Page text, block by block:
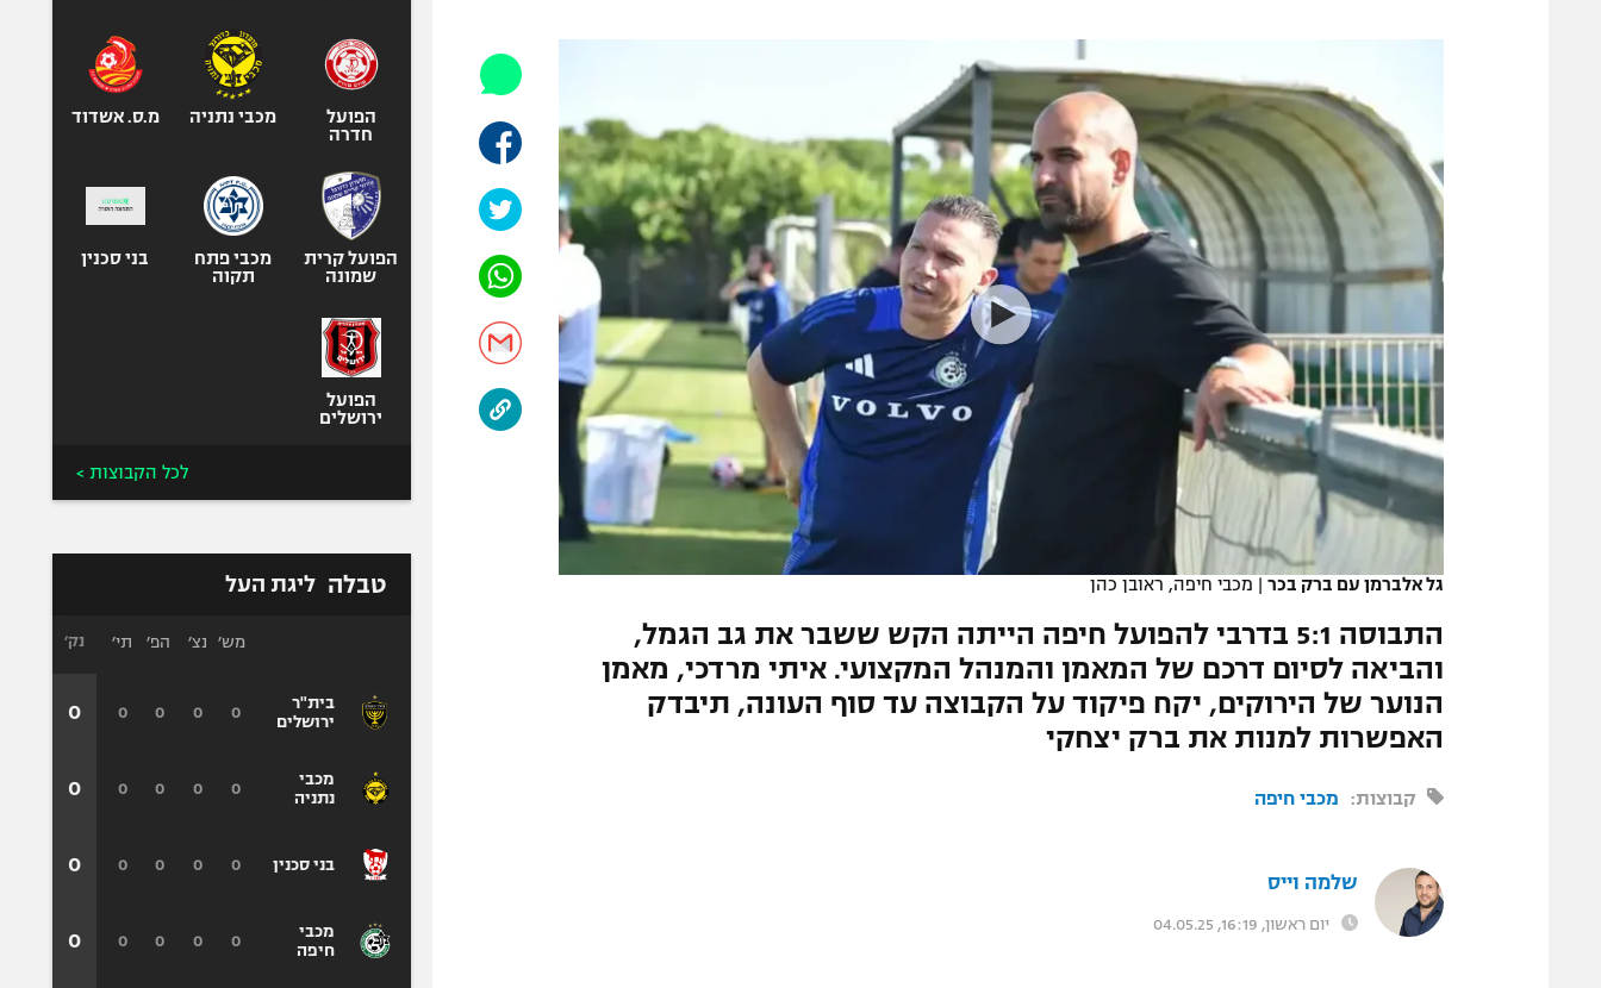
תקנון עבור פעילות אלקטרה
תקנון עבור פעילות ספורט 1 – "מרלן"
טניס
גיימינג E-Sports
תנאי שימוש
תקנון פעילות ספורט 1
רשיון להקרנה פומבית לבית עסק
הצטרפות לחבילת הערוצים
לוח דרושים – ג'ובנט
הפועל תל אביב
הפועל חיפה
הפועל באר שבע
מכבי נתניה
בני יהודה
ליגות נוספות
אופניים
ספורט מוטורי
כדורמים
בייסבול MLB
ספורט אתגרי
אומנויות לחימה
גל אלברמן עם ברק בכר | מכבי חיפה, ראובן כהן
התבוסה 5:1 בדרבי להפועל חיפה הייתה הקש ששבר את גב הגמל,
והביאה לסיום דרכם של המאמן והמנהל המקצועי. איתי מרדכי, מאמן
הנוער של הירוקים, יקח פיקוד על הקבוצה עד סוף העונה, תיבדק
האפשרות למנות את ברק יצחקי
קבוצות: מכבי חיפה
שלמה וייס
יום ראשון, 16:19, 04.05.25
הפועל
חדרה
מכבי נתניה מ.ס. אשדוד
הפועל קרית
שמונה
מכבי פתח
תקוה
בני סכנין
הפועל
ירושלים
לכל הקבוצות >
טבלה ליגת העל
בית"ר
ירושלים
מכבי
נתניה
בני סכנין
מכבי
חיפה
מש׳ נצ׳ הפ׳ תי׳
0
0
0
0
0
0
0
0
0
0
0
0
0
0
0
0
נק׳
0
0
0
0